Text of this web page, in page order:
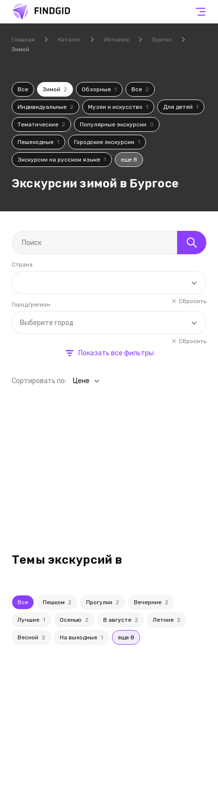
Главная Каталог Испания
Бургос
Зимой
Все Зимой 2 Обзорные 1 Все 2
Индивидуальные 2 Музеи и искусство 1 Для детей 1
Тематические 2 Популярные экскурсии 0
Пешеходные 1 Городские экскурсии 1
Экскурсии на русском языке 1 еще 8
Экскурсии зимой в Бургосе
Страна
Сбросить
Выберите город
Город/регион
Сбросить
Показать все фильтры
Cортировать по: Цене
Темы экскурсий в
Все Пешком 2 Прогулки 2 Вечерние 2
Лучшие 1 Осенью 2 В августе 2 Летние 2
Весной 2 На выходные 1 еще 8